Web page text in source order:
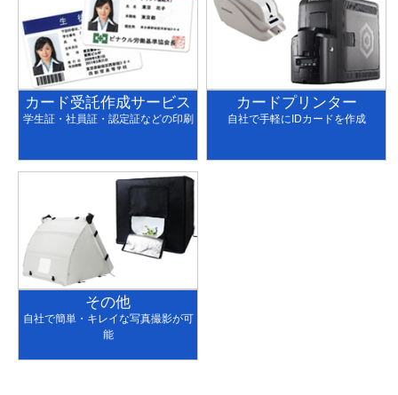
カード受託作成サービス
学生証・社員証・認定証などの印刷
カードプリンター
自社で手軽にIDカードを作成
その他
自社で簡単・キレイな写真撮影が可
能